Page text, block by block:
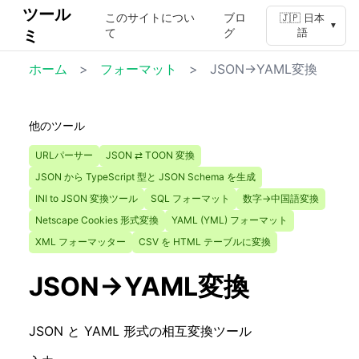
ツール
ミ
このサイトについ
て
ブロ
グ
🇯🇵 日本
語
▼
ホーム > フォーマット > JSON→YAML変換
他のツール
URLパーサー
JSON ⇄ TOON 変換
JSON から TypeScript 型と JSON Schema を生成
INI to JSON 変換ツール
SQL フォーマット
数字→中国語変換
Netscape Cookies 形式変換
YAML (YML) フォーマット
XML フォーマッター
CSV を HTML テーブルに変換
JSON→YAML変換
JSON と YAML 形式の相互変換ツール